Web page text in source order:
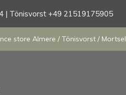
store Almere / Tönisvorst / Mortsel
| Tönisvorst +49 21519175905